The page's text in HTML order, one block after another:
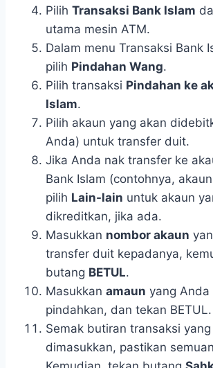
Pilih Transaksi Bank Islam
utama mesin ATM.
Dalam menu Transaksi Bank
pilih Pindahan Wang.
Pilih transaksi Pindahan ke
Islam.
Pilih akaun yang akan
Anda) untuk transfer duit.
Jika Anda nak transfer ke
Bank Islam (contohnya,
pilih Lain-lain untuk akaun
dikreditkan, jika ada.
Masukkan nombor akaun
transfer duit kepadanya,
butang BETUL.
Masukkan amaun yang Anda
pindahkan, dan tekan BETUL.
Semak butiran transaksi
dimasukkan, pastikan